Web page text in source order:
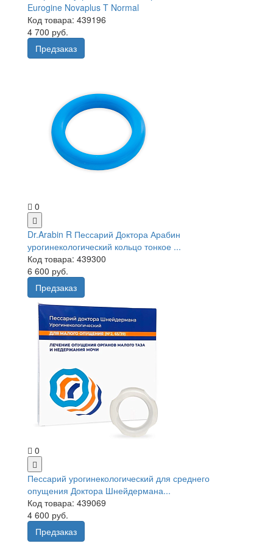
Eurogine Novaplus T Normal
Код товара: 439196
4 700 руб.
Предзаказ
0
Dr.Arabin R Пессарий Доктора Арабин
урогинекологический кольцо тонкое ...
Код товара: 439300
6 600 руб.
Предзаказ
0
Пессарий урогинекологический для среднего
опущения Доктора Шнейдермана...
Код товара: 439069
4 600 руб.
Предзаказ